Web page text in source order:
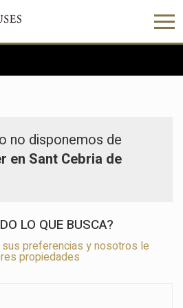
A LA BÚSQUEDA
no disponemos de
en Sant Cebria de
LO QUE BUSCA?
preferencias y nosotros le
propiedades